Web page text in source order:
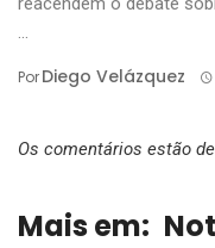
...
PorDiego Velázquez
Os comentários estão
Mais em: